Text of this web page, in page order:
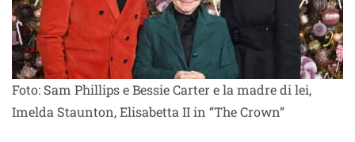
Foto: Sam Phillips e Bessie Carter e la madre di lei,
Imelda Staunton, Elisabetta II in “The Crown”